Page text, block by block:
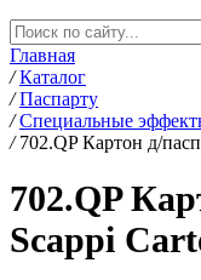
Главная
/ Каталог
/ Паспарту
/ Специальные
/ 702.QP Картон д/
702.QP
Scappi